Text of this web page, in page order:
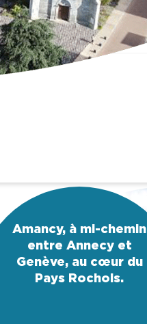
Amancy, à mi-chemin
entre Annecy et
Genève, au cœur du
Pays Rochois.